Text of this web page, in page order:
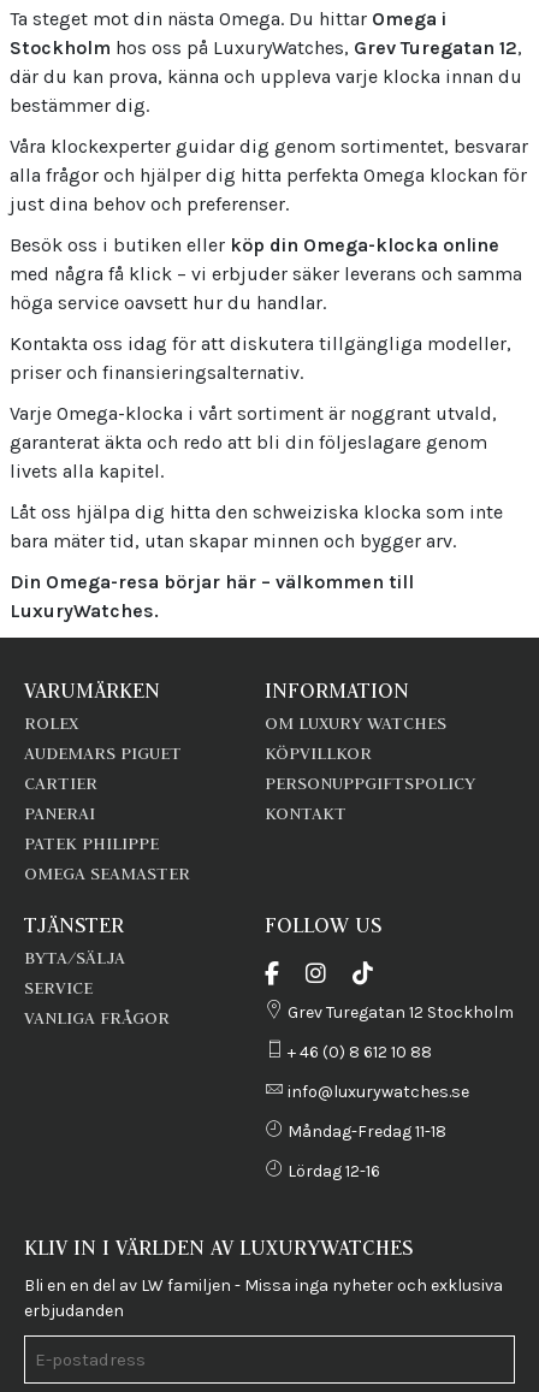
Ta steget mot din nästa Omega. Du hittar Omega i
Stockholm hos oss på LuxuryWatches, Grev Turegatan 12,
där du kan prova, känna och uppleva varje klocka innan du
bestämmer dig.
Våra klockexperter guidar dig genom sortimentet, besvarar
alla frågor och hjälper dig hitta perfekta Omega klockan för
just dina behov och preferenser.
Besök oss i butiken eller köp din Omega-klocka online
med några få klick – vi erbjuder säker leverans och samma
höga service oavsett hur du handlar.
Kontakta oss idag för att diskutera tillgängliga modeller,
priser och finansieringsalternativ.
Varje Omega-klocka i vårt sortiment är noggrant utvald,
garanterat äkta och redo att bli din följeslagare genom
livets alla kapitel.
Låt oss hjälpa dig hitta den schweiziska klocka som inte
bara mäter tid, utan skapar minnen och bygger arv.
Din Omega-resa börjar här – välkommen till
LuxuryWatches.
VARUMÄRKEN
ROLEX
AUDEMARS PIGUET
CARTIER
PANERAI
PATEK PHILIPPE
OMEGA SEAMASTER
INFORMATION
OM LUXURY WATCHES
KÖPVILLKOR
PERSONUPPGIFTSPOLICY
KONTAKT
TJÄNSTER
BYTA/SÄLJA
SERVICE
VANLIGA FRÅGOR
FOLLOW US
Grev Turegatan 12 Stockholm
+ 46 (0) 8 612 10 88
info@luxurywatches.se
Måndag-Fredag 11-18
Lördag 12-16
KLIV IN I VÄRLDEN AV LUXURYWATCHES
Bli en en del av LW familjen - Missa inga nyheter och exklusiva
erbjudanden